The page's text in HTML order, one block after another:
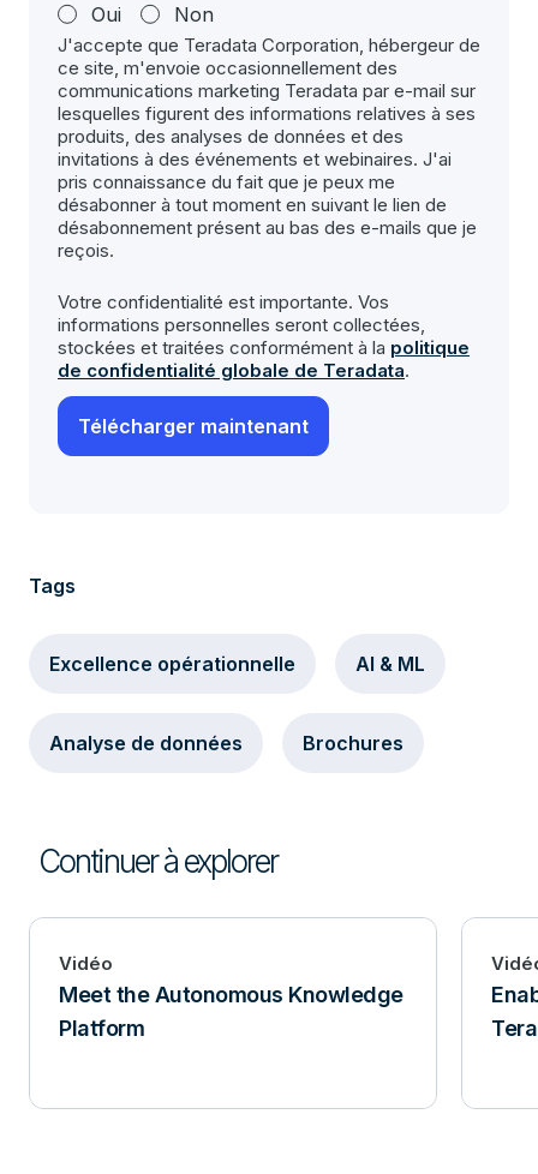
Oui Non
J'accepte que Teradata Corporation, hébergeur de
ce site, m'envoie occasionnellement des
communications marketing Teradata par e-mail sur
lesquelles figurent des informations relatives à ses
produits, des analyses de données et des
invitations à des événements et webinaires. J'ai
pris connaissance du fait que je peux me
désabonner à tout moment en suivant le lien de
désabonnement présent au bas des e-mails que je
reçois.
Votre confidentialité est importante. Vos
informations personnelles seront collectées,
stockées et traitées conformément à la politique
de confidentialité globale de Teradata.
Tags
Excellence opérationnelle AI & ML
Analyse de données Brochures
Continuer à explorer
Vidéo
Meet the Autonomous Knowledge
Platform